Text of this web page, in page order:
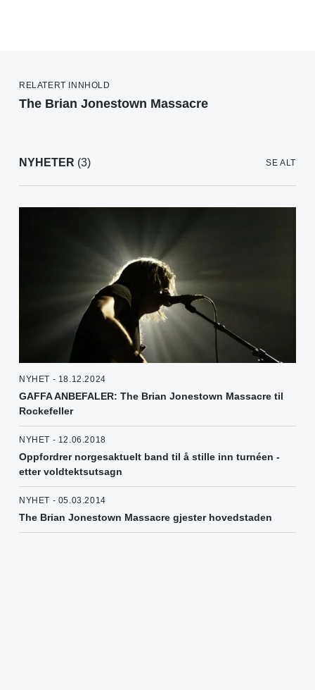
RELATERT INNHOLD
The Brian Jonestown Massacre
NYHETER (3) SE ALT
NYHET - 18.12.2024
GAFFA ANBEFALER: The Brian Jonestown Massacre til
Rockefeller
NYHET - 12.06.2018
Oppfordrer norgesaktuelt band til å stille inn turnéen -
etter voldtektsutsagn
NYHET - 05.03.2014
The Brian Jonestown Massacre gjester hovedstaden